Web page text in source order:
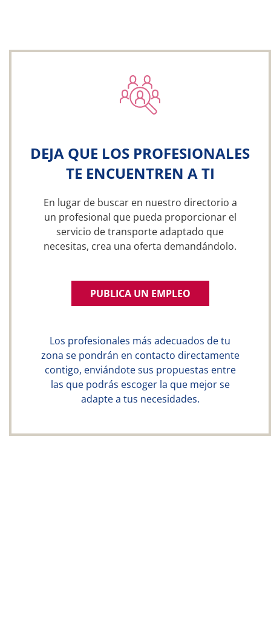
DEJA QUE LOS PROFESIONALES
TE ENCUENTREN A TI
En lugar de buscar en nuestro directorio a
un profesional que pueda proporcionar el
servicio de transporte adaptado que
necesitas, crea una oferta demandándolo.
PUBLICA UN EMPLEO
Los profesionales más adecuados de tu
zona se pondrán en contacto directamente
contigo, enviándote sus propuestas entre
las que podrás escoger la que mejor se
adapte a tus necesidades.